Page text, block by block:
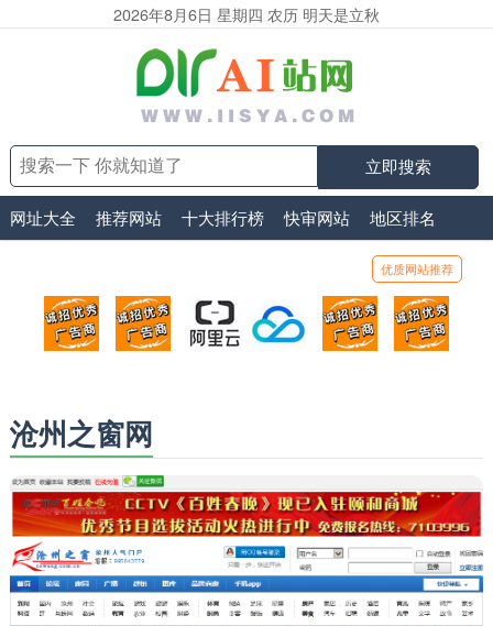
2026年8月6日 星期四 农历 明天是立秋
立即搜索
网址大全 推荐网站 十大排行榜 快审网站 地区排名
优质网站推荐
顶部广告位1
广告位招商_广告位待售
顶部广告位2
广告位招商_广告位待售
阿里云
打折活动、99元/年
腾讯云
优惠打折，99元/年
顶部广告位5
广告位招商_
沧州之窗网